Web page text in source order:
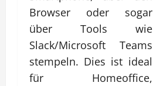
Browser oder sogar
über Tools wie
Slack/Microsoft Teams
stempeln. Dies ist ideal
für Homeoffice,